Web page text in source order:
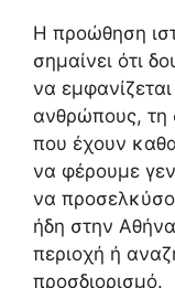
Η προώθηση
σημαίνει ότι
να
ανθρώπους, τη
που έχουν
να φέρουμε
να
ήδη στην
περιοχή ή
προσδιορισμό.